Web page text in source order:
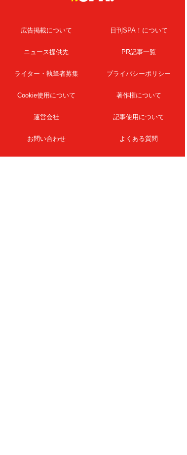
広告掲載について 日刊SPA！について
ニュース提供先 PR記事一覧
ライター・執筆者募集 プライバシーポリシー
Cookie使用について 著作権について
運営会社 記事使用について
お問い合わせ よくある質問